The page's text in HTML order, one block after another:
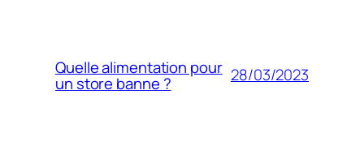
Quelle alimentation pour
un store banne ? 28/03/2023